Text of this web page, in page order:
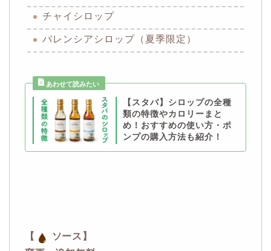
チャイシロップ
バレンシアシロップ（夏季限定）
【スタバ】シロップの全種
類の特徴やカロリーまと
め！おすすめの使い方・ポ
ンプの購入方法も紹介！
【
ソース】